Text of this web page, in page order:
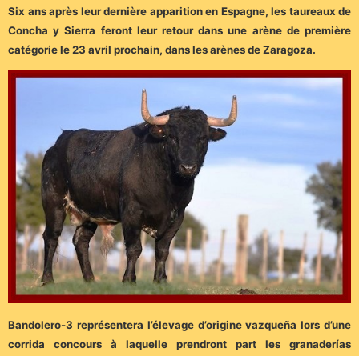
Six ans après leur dernière apparition en Espagne, les taureaux de
Concha y Sierra feront leur retour dans une arène de première
catégorie le 23 avril prochain, dans les arènes de Zaragoza.
Bandolero-3 représentera l’élevage d’origine vazqueña lors d’une
corrida concours à laquelle prendront part les granaderías